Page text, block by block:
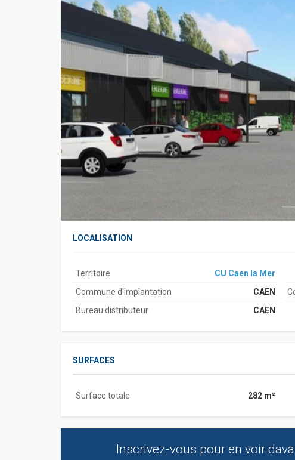
LOCALISATION
Territoire
CU Caen la Mer
Commune d'implantation
CAEN
Bureau distributeur
CAEN
SURFACES
Surface totale 282 m²
Inscrivez-vous pour en voir